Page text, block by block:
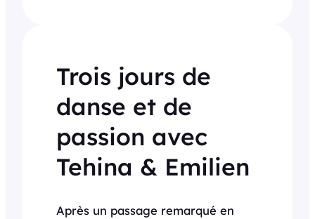
Trois jours de
danse et de
passion avec
Tehina & Emilien
Après un passage remarqué en